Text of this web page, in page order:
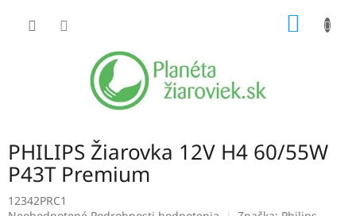
PHILIPS Žiarovka 12V H4 60/55W
P43T Premium
12342PRC1